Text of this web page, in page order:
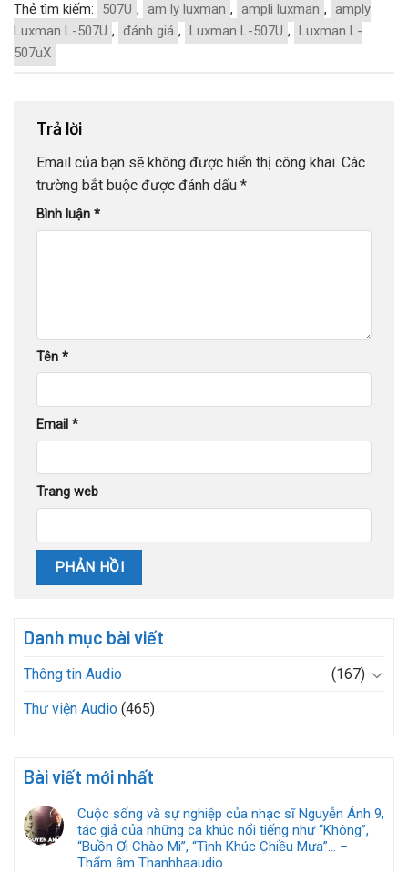
Thẻ tìm kiếm:
507U , am ly luxman , ampli luxman , amply
Luxman L-507U , đánh giá , Luxman L-507U ,
Luxman L-
507uX
Trả lời
Email của bạn sẽ không được hiển thị công khai. Các
trường bắt buộc được đánh dấu *
Bình luận *
Tên *
Email *
Trang web
Danh mục bài viết
Thông tin Audio
(167)
Thư viện Audio (465)
Bài viết mới nhất
Cuộc sống và sự nghiệp của nhạc sĩ Nguyễn Ánh 9,
tác giả của những ca khúc nổi tiếng như “Không”,
“Buồn Ơi Chào Mi”, “Tình Khúc Chiều Mưa”… –
Thẩm âm Thanhhaaudio